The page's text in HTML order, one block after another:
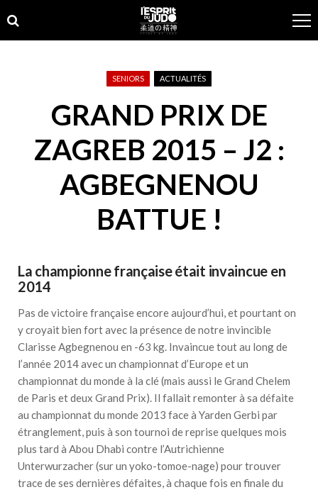
to
navigation
to
content
SENIORS ACTUALITÉS
GRAND PRIX DE
ZAGREB 2015 – J2 :
AGBEGNENOU
BATTUE !
La championne française était invaincue en
2014
Pas de victoire française encore aujourd’hui, et pourtant on
y croyait bien fort avec la présence de notre invincible
Clarisse Agbegnenou en -63 kg. Invaincue tout au long de
l’année 2014 avec un championnat d’Europe et un
championnat du monde à la clé (mais aussi le Grand Chelem
de Paris et deux Grand Prix). Il fallait remonter à sa défaite
au championnat du monde 2013 face à Yarden Gerbi par
étranglement, puis à son tournoi de reprise quelques mois
plus tard à Abou Dhabi contre l’Autrichienne
Unterwurzacher (sur un yoko-tomoe-nage) pour trouver
trace de ses dernières défaites, à chaque fois en finale du